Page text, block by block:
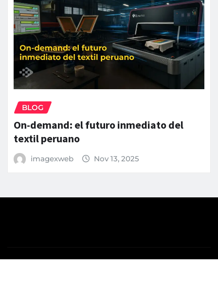
BLOG
On-demand: el futuro inmediato del
textil peruano
imagexweb Nov 13, 2025